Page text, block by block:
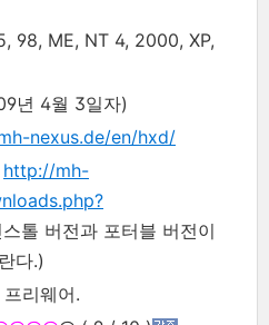
98, ME, NT 4, 2000, XP,
년 4월 3일자)
nexus.de/en/hxd/
http://mh-
톨 버전과 포터블 버전이
다.)
리웨어.